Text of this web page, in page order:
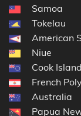
Samoa
Tokelau
American
Niue
Cook
French
Australia
Papua